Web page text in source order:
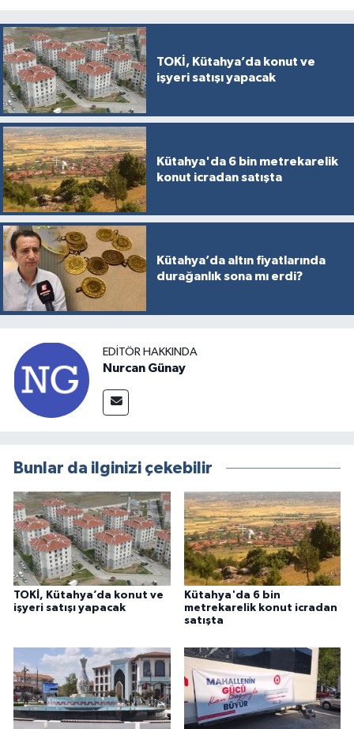
TOKİ, Kütahya’da konut ve
işyeri satışı yapacak
Kütahya'da 6 bin metrekarelik
konut icradan satışta
Kütahya’da altın fiyatlarında
durağanlık sona mı erdi?
EDITÖR HAKKINDA
Nurcan Günay
Bunlar da ilginizi çekebilir
TOKİ, Kütahya’da konut ve
işyeri satışı yapacak
Kütahya'da 6 bin
metrekarelik konut icradan
satışta